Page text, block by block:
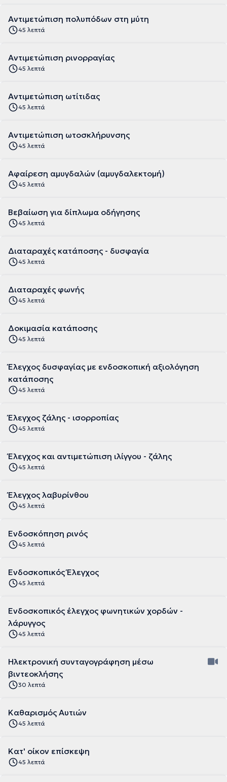
Αντιμετώπιση πολυπόδων στη μύτη
45 λεπτά
Αντιμετώπιση ρινορραγίας
45 λεπτά
Αντιμετώπιση ωτίτιδας
45 λεπτά
Αντιμετώπιση ωτοσκλήρυνσης
45 λεπτά
Αφαίρεση αμυγδαλών (αμυγδαλεκτομή)
45 λεπτά
Βεβαίωση για δίπλωμα οδήγησης
45 λεπτά
Διαταραχές κατάποσης - δυσφαγία
45 λεπτά
Διαταραχές φωνής
45 λεπτά
Δοκιμασία κατάποσης
45 λεπτά
Έλεγχος δυσφαγίας με ενδοσκοπική αξιολόγηση
κατάποσης
45 λεπτά
Έλεγχος ζάλης - ισορροπίας
45 λεπτά
Έλεγχος και αντιμετώπιση ιλίγγου - ζάλης
45 λεπτά
Έλεγχος λαβυρίνθου
45 λεπτά
Ενδοσκόπηση ρινός
45 λεπτά
Ενδοσκοπικός Έλεγχος
45 λεπτά
Ενδοσκοπικός έλεγχος φωνητικών χορδών -
λάρυγγος
45 λεπτά
Ηλεκτρονική συνταγογράφηση μέσω
βιντεοκλήσης
30 λεπτά
Καθαρισμός Αυτιών
45 λεπτά
Κατ' οίκον επίσκεψη
45 λεπτά